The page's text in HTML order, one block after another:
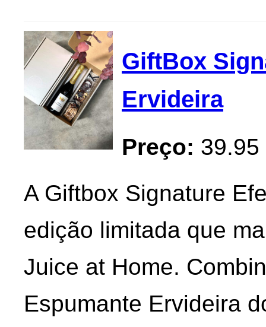
GiftBox
Ervideira
Preço: 39.95
A Giftbox Signature
edição limitada que
Juice at Home.
Espumante Ervideira